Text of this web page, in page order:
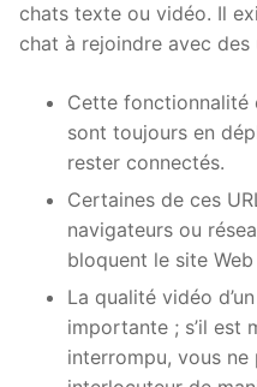
chats texte ou vidéo. Il
chat à rejoindre avec
Cette fonctionnalité
sont toujours en
rester connectés.
Certaines de ces
navigateurs ou
bloquent le site Web
La qualité vidéo
importante ; s’il est
interrompu, vous